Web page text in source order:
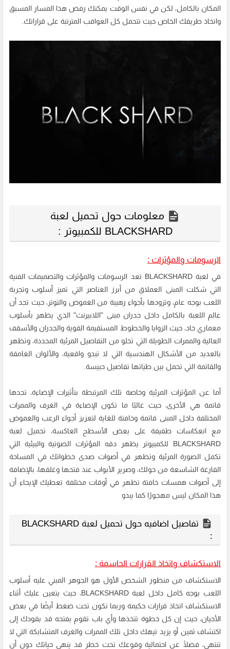
المكان بالكامل، لكن في نفس الوقت يمكنك رفض هذا المسار المسبق
واتخاذ طريقك الخاص حيث تتحمل كل العواقب المترتبة على قراراتك.
معلومات حول تحميل لعبة
BLACKSHARD للكمبيوتر :
الرسومات والمؤثرات :
في لعبة BLACKSHARD تعد الرسومات والمؤثرات والتصميمات الفنية
التي شكلت المبنى العملاق من أبرز العناصر التي تميز أسلوب وتجربة
اللعب بوجه عام، وتزودها بأجواء رهيبة من الغموض والتوتر، حيث تجد أن
عالم اللعبة بالكامل داخل جدران مبنى "اللابيرنث" الذي يظهر بأسلوب
معماري حاد، حيث الزوايا والخطوط المستقيمة القوية والجدران والأسقف
العالية والممرات الطويلة التي تخلو من التفاصيل المرئية المحددة، وتظهر
بالعديد من الأشكال الهندسية التي لا تبدو واقعية، والألوان الغامقة
والقاتمة التي تحمل بين طياتها تفاصيل حبيسة.
أما عن المؤثرات المرئية وخاصة تلك المرتبطة بتأثيرات الإضاءة، تجدها
قاتمة هي الأخرى، حيث غالبًا ما تكون الإضاءة في الغرف والممرات
المختلفة داخل المبنى قاتمة وخافتة للغاية لتعزيز أجواء الرعب والغموض
مع انعكاسات طفيفة على بعض الأسطح العاكسة، تحميل لعبة
BLACKSHARD للكمبيوتر يظهر دقه المؤثرات الصوتية والبيئية التي
تكمل الصورة المرئية وتظهر في أصوات صدى خطواتك في المساحة
الفارغة الشاسعة من حولك، وصرير الأبواب عند فتحها وغلقها، بالإضافة
إلى أصوات همسات خافتة تظهر في أوقات مختلفة تعطيك الإيحاء أن
هذا المكان ليس مهجورًا كما يبدو
تفاصيل اضافيه حول تحميل لعبة BLACKSHARD
:
الاستكشاف واتخاذ القرارات الحاسمة :
الاستكشاف من منظور الشخص الأول هو الجوهر المبني عليه أسلوب
اللعب بوجه كامل داخل لعبة BLACKSHARD، حيث يتعين عليك أثناء
الاستكشاف اتخاذ قرارات حكيمة وربما تكون تحت ضغط أيضًا في بعض
الأحيان، حيث إن كل خطوة تتخذها وأي باب تقوم بفتحه قد يقودك إلى
اكتشاف ثمين أو يزيد تيهك داخل تلك الممرات والغرف المتشابكة التي لا
تنتهي، فضلًا عن احتمالية وقوعك تحت خطر قد ينهي حياتك دون أن